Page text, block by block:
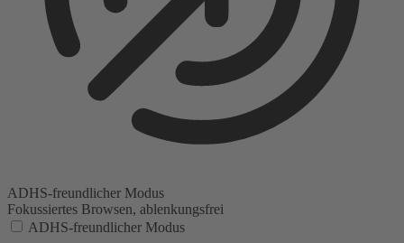
ADHS-freundlicher Modus
Fokussiertes Browsen, ablenkungsfrei
ADHS-freundlicher Modus